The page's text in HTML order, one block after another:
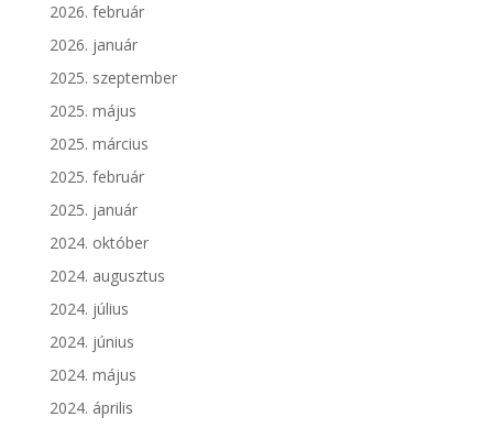
2026. február
2026. január
2025. szeptember
2025. május
2025. március
2025. február
2025. január
2024. október
2024. augusztus
2024. július
2024. június
2024. május
2024. április